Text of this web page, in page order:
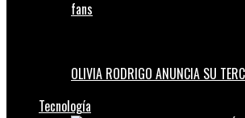
fans
OLIVIA RODRIGO ANUNCIA SU
Tecnología